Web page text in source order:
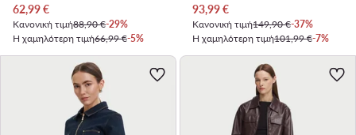
Τρέχουσα τιμή
62,99€
Κανονική τιμή88,90 €-29%
Η χαμηλότερη τιμή66,99 €-5%
Τρέχουσα τιμή
93,99€
Κανονική τιμή149,90 €-37%
Η χαμηλότερη τιμή101,99 €-7%